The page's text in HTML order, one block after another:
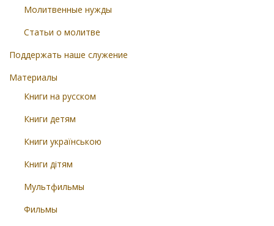
Молитвенные нужды
Статьи о молитве
Поддержать наше служение
Материалы
Книги на русском
Книги детям
Книги українською
Книги дітям
Мультфильмы
Фильмы